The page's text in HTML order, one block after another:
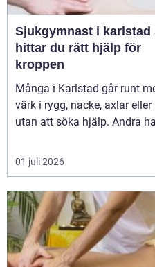
Sjukgymnast i karlstad så
hittar du rätt hjälp för
kroppen
Många i Karlstad går runt
värk i rygg, nacke, axlar
utan att söka hjälp. Andra
01 juli 2026